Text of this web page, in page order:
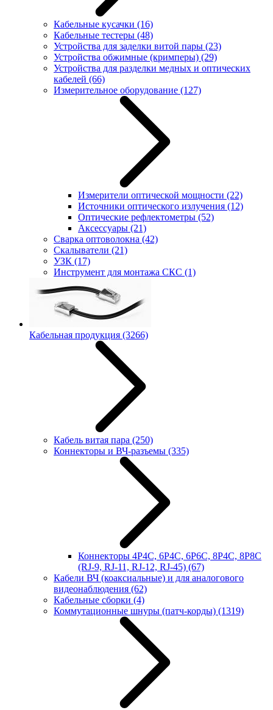
Кабельные кусачки (16)
Кабельные тестеры (48)
Устройства для заделки витой пары (23)
Устройства обжимные (кримперы) (29)
Устройства для разделки медных и оптических
кабелей (66)
Измерительное оборудование (127)
Измерители оптической мощности (22)
Источники оптического излучения (12)
Оптические рефлектометры (52)
Аксессуары (21)
Сварка оптоволокна (42)
Скалыватели (21)
УЗК (17)
Инструмент для монтажа СКС (1)
Кабельная продукция (3266)
Кабель витая пара (250)
Коннекторы и ВЧ-разъемы (335)
Коннекторы 4P4C, 6P4C, 6P6C, 8P4C, 8P8C
(RJ-9, RJ-11, RJ-12, RJ-45) (67)
Кабели ВЧ (коаксиальные) и для аналогового
видеонаблюдения (62)
Кабельные сборки (4)
Коммутационные шнуры (патч-корды) (1319)